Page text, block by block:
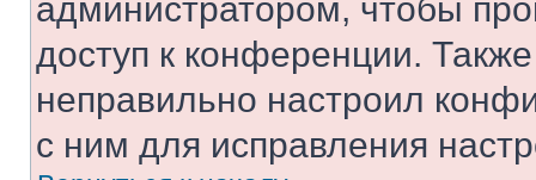
администратором, чтобы
доступ к конференции.
неправильно настроил
с ним для исправления